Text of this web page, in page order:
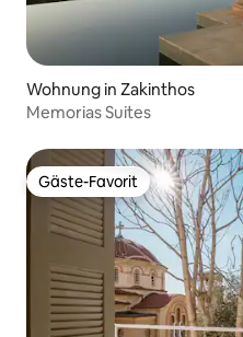
Wohnung in Zakinthos
Memorias Suites
Gäste-Favorit
Gäste-Favorit